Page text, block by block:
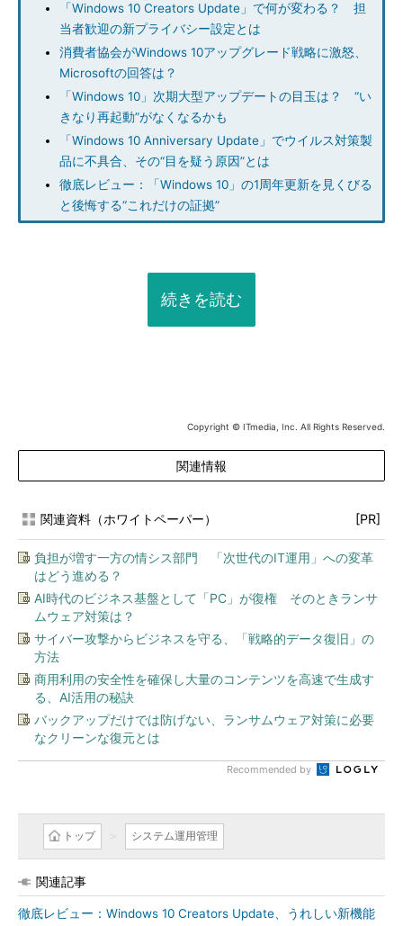
「Windows 10 Creators Update」で何が変わる？ 担
当者歓迎の新プライバシー設定とは
消費者協会がWindows 10アップグレード戦略に激怒、
Microsoftの回答は？
「Windows 10」次期大型アップデートの目玉は？ “い
きなり再起動”がなくなるかも
「Windows 10 Anniversary Update」でウイルス対策製
品に不具合、その“目を疑う原因”とは
徹底レビュー：「Windows 10」の1周年更新を見くびる
と後悔する“これだけの証拠”
続きを読む
Copyright © ITmedia, Inc. All Rights Reserved.
関連情報
関連資料（ホワイトペーパー） [PR]
負担が増す一方の情シス部門 「次世代のIT運用」への変革
はどう進める？
AI時代のビジネス基盤として「PC」が復権 そのときランサ
ムウェア対策は？
サイバー攻撃からビジネスを守る、「戦略的データ復旧」の
方法
商用利用の安全性を確保し大量のコンテンツを高速で生成す
る、AI活用の秘訣
バックアップだけでは防げない、ランサムウェア対策に必要
なクリーンな復元とは
Recommended by
トップ システム運用管理
関連記事
徹底レビュー：Windows 10 Creators Update、うれしい新機能